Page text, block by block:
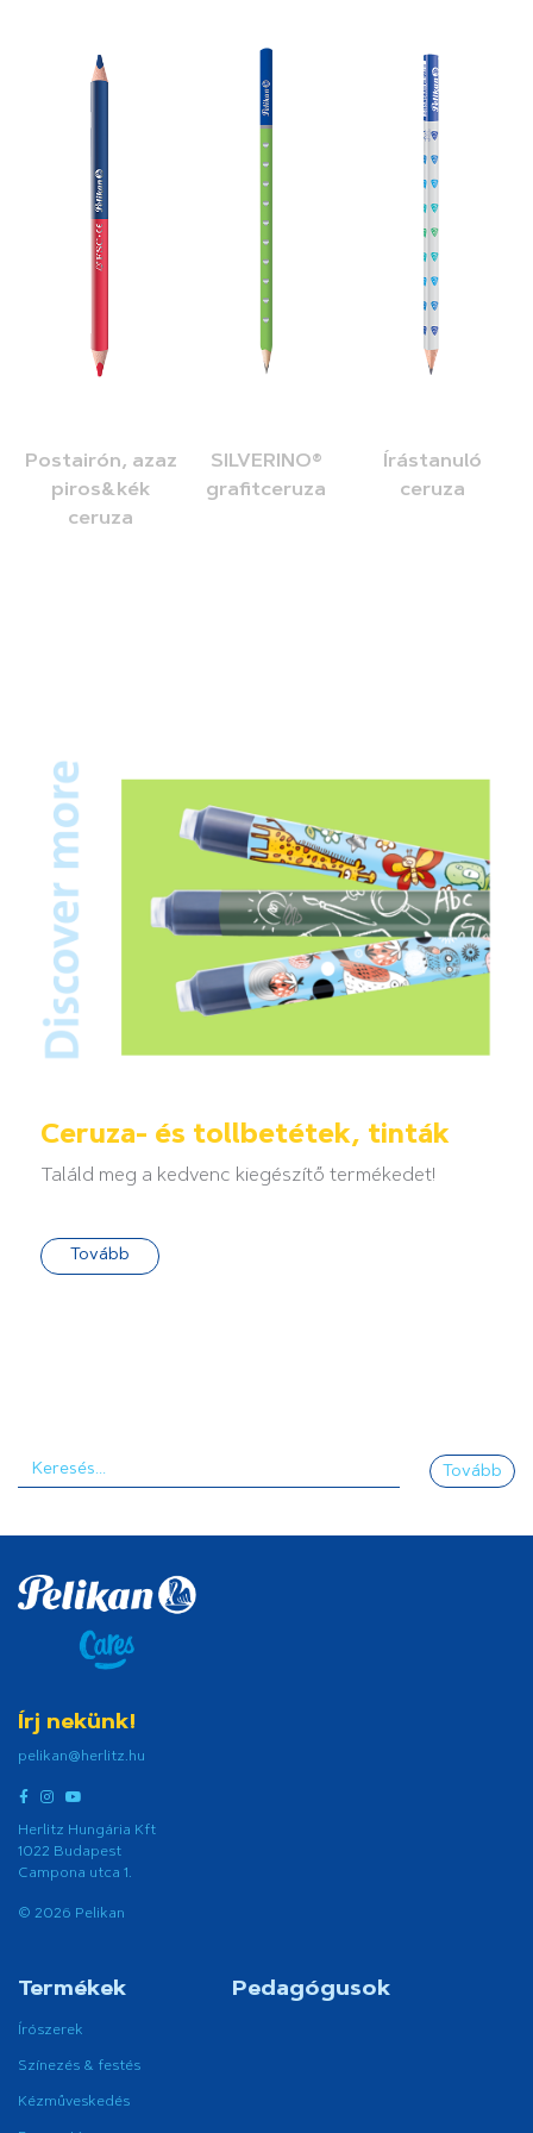
Postairón, azaz
piros&kék
ceruza
SILVERINO®
grafitceruza
Írástanuló
ceruza
Ceruza- és tollbetétek, tinták
Találd meg a kedvenc kiegészítő termékedet!
Tovább
Tovább
Írj nekünk!
pelikan@herlitz.hu
Herlitz Hungária Kft
1022 Budapest
Campona utca 1.
© 2026 Pelikan
Termékek
Írószerek
Színezés & festés
Kézműveskedés
Pedagógusok